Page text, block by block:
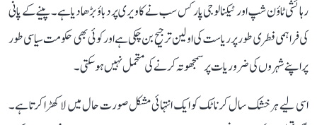
رہائشی ٹاؤن شپ اور ٹیکنالوجی پارکس سب نے کاویری پر دباؤ بڑھا دیا ہے۔ پینے کے پانی
کی فراہمی فطری طور پر ریاست کی اولین ترجیح بن چکی ہے اور کوئی بھی حکومت سیاسی طور
پر اپنے شہروں کی ضروریات پر سمجھوتہ کرنے کی متحمل نہیں ہو سکتی۔
اسی لیے ہر خشک سال کرناٹک کو ایک انتہائی مشکل صورت حال میں لا کھڑا کرتا ہے۔